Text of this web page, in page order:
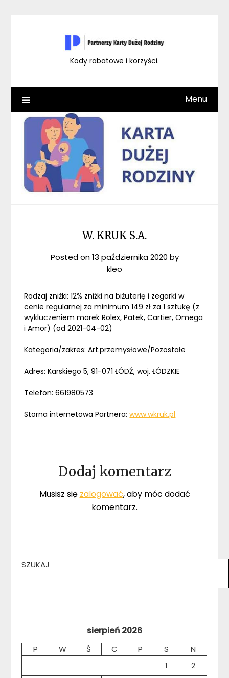
Kody rabatowe i korzyści.
Menu
W. KRUK S.A.
Posted on13 października 2020 by
kleo
Rodzaj zniżki: 12% zniżki na biżuterię i zegarki w
cenie regularnej za minimum 149 zł za 1 sztukę (z
wykluczeniem marek Rolex, Patek, Cartier, Omega
i Amor) (od 2021-04-02)
Kategoria/zakres: Art.przemysłowe/Pozostałe
Adres: Karskiego 5, 91-071 ŁÓDŹ, woj. ŁÓDZKIE
Telefon: 661980573
Storna internetowa Partnera:www.wkruk.pl
Dodaj komentarz
Musisz się zalogować, aby móc dodać
komentarz.
SZUKAJ
sierpień 2026
P W Ś C P S
N
1
2